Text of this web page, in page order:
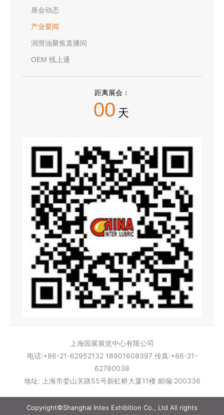
展会动态
产业要闻
润滑油聚焦直播间
OEM 线上通
距离展会：
00 天
上海国展展览中心有限公司
电话:+86-21-62952132 18901608397 传真:+86-21-
62780038
地址: 上海市娄山关路55号新虹桥大厦11楼 邮编:200336
Copyright©Shanghai Intex Exhibition Co., Ltd All rights